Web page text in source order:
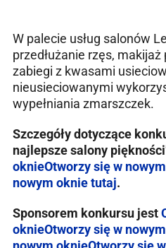
W palecie usług salonów
przedłużanie rzęs,
zabiegi z kwasami
nieusieciowanymi
wypełniania zmarszczek.
Szczegóły dotyczące
najlepsze salony
oknieOtworzy się w
nowym oknietutaj.
Sponsorem konkursu jest
oknieOtworzy się w